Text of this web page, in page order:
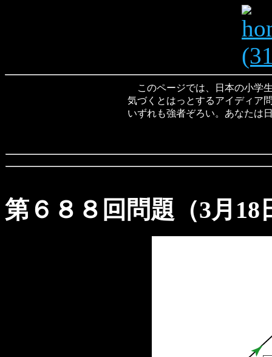
このページでは、日本の小学
気づくとはっとするアイディア
いずれも強者ぞろい。あなたは
第６８８回問題（3月18